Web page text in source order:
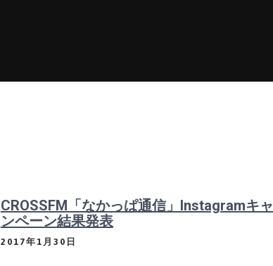
CROSSFM「なかっぱ通信」Instagramキャ
ンペーン結果発表
2017年1月30日